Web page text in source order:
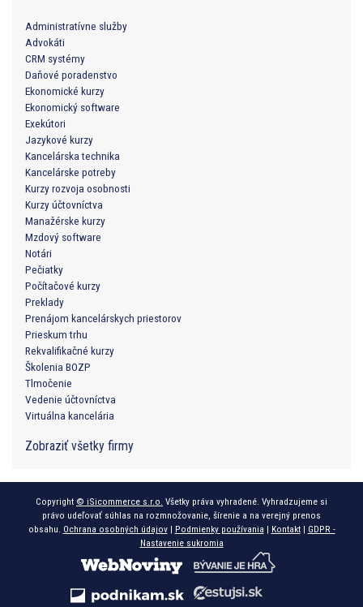
Administratívne služby
Advokáti
CRM systémy
Daňové poradenstvo
Ekonomické kurzy
Ekonomický software
Exekútori
Jazykové kurzy
Kancelárska technika
Kancelárske potreby
Kurzy rozvoja osobnosti
Kurzy účtovníctva
Manažérske kurzy
Mzdový software
Notári
Pečiatky
Počítačové kurzy
Preklady
Prenájom kancelárskych priestorov
Prieskum trhu
Rekvalifikačné kurzy
Školenia BOZP
Tlmočenie
Vedenie účtovníctva
Virtuálna kancelária
Zobraziť všetky firmy
Copyright © iSicommerce s.r.o. Všetky práva vyhradené. Vyhradzujeme si
právo udeľovať súhlas na rozmnožovanie, šírenie a na verejný prenos
obsahu. Ochrana osobných údajov| Podmienky používania | Kontakt| GDPR -
Nastavenie sukromia